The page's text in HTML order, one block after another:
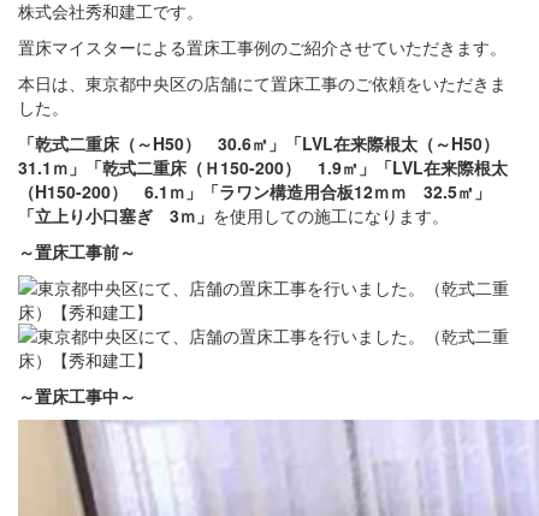
株式会社秀和建工です。
置床マイスターによる置床工事例のご紹介させていただきます。
本日は、東京都中央区の店舗にて置床工事のご依頼をいただきま
した。
「乾式二重床（～H50） 30.6㎡」「LVL在来際根太（～H50）
31.1ｍ」「乾式二重床（Ｈ150-200） 1.9㎡」「LVL在来際根太
（H150-200） 6.1ｍ」「ラワン構造用合板12ｍｍ 32.5㎡」
「立上り小口塞ぎ 3ｍ」 を使用しての施工になります。
～置床工事前～
～置床工事中 ～